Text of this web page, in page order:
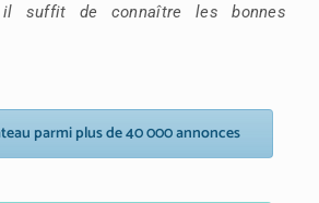
il suffit de connaître les bonnes
parmi plus de 40 000 annonces